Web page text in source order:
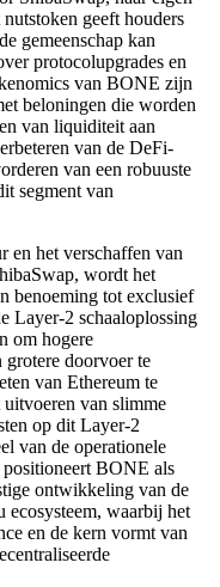
geeft houders
gemeenschap kan
protocolupgrades en
van BONE zijn
beloningen die worden
van liquiditeit aan
van de DeFi-
van een robuuste
segment van
en het verschaffen van
wordt het
benoeming tot exclusief
Layer-2 schaaloplossing
om hogere
grotere doorvoer te
van Ethereum te
van slimme
op dit Layer-2
van de operationele
BONE als
ontwikkeling van de
ecosysteem, waarbij het
en de kern vormt van